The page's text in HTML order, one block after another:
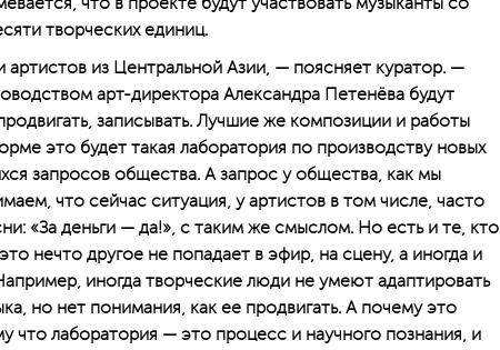
творческих единиц.
из Центральной Азии, — поясняет куратор. —
арт-директора Александра Петенёва будут
записывать. Лучшие же композиции и работы
это будет такая лаборатория по производству новых
запросов общества. А запрос у общества, как мы
что сейчас ситуация, у артистов в том числе, часто
«За деньги — да!», с таким же смыслом. Но есть и те, кто
нечто другое не попадает в эфир, на сцену, а иногда и
иногда творческие люди не умеют адаптировать
но нет понимания, как ее продвигать. А почему это
что лаборатория — это процесс и научного познания, и